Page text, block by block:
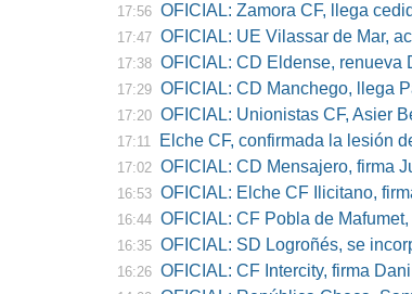
17:56 OFICIAL: Zamora CF, llega
17:47 OFICIAL: UE Vilassar de Mar,
17:38 OFICIAL: CD Eldense, renueva
17:29 OFICIAL: CD Manchego, llega
17:20 OFICIAL: Unionistas CF, Asier
17:11 Elche CF, confirmada la lesión
17:02 OFICIAL: CD Mensajero, firma
16:53 OFICIAL: Elche CF Ilicitano,
16:44 OFICIAL: CF Pobla de
16:35 OFICIAL: SD Logroñés, se
16:26 OFICIAL: CF Intercity, firma Dani